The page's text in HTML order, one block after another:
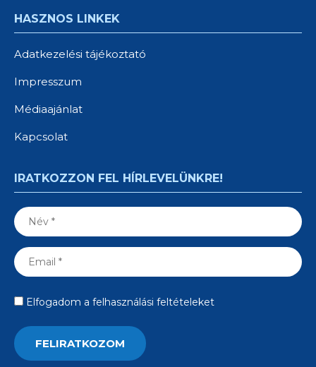
HASZNOS LINKEK
Adatkezelési tájékoztató
Impresszum
Médiaajánlat
Kapcsolat
IRATKOZZON FEL HÍRLEVELÜNKRE!
Elfogadom a felhasználási feltételeket